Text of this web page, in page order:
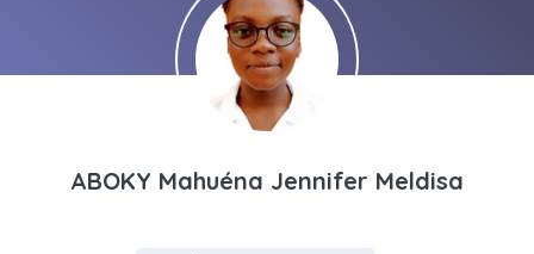
ABOKY Mahuéna Jennifer Meldisa